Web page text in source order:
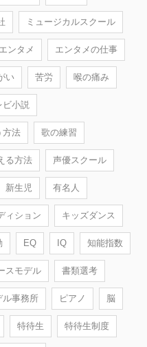
ミュージカルスクール
エンタメ エンタメの仕事
い 苦労 喉の痛み
小説
方法 歌の練習
る方法 声優スクール
新生児 有名人
ィション キッズダンス
EQ IQ 知能指数
スモデル 書類選考
ル事務所 ピアノ 脳
特待生 特待生制度